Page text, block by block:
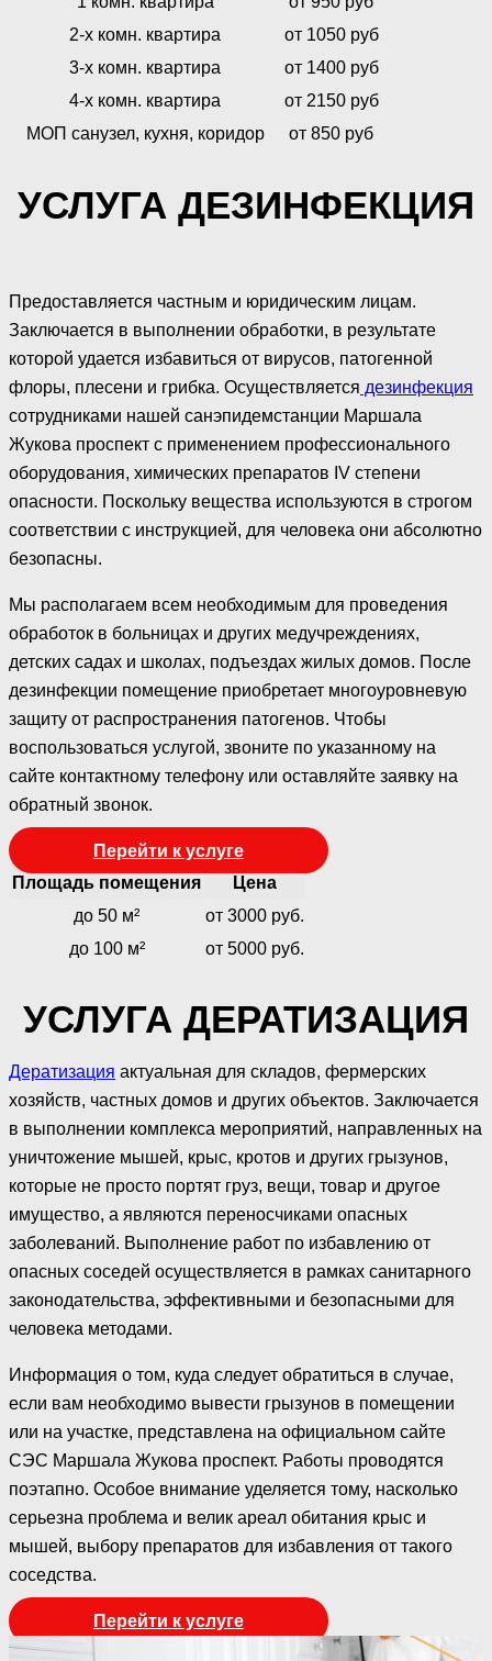
2-х комн. квартира
от 1050 руб
3-х комн. квартира
от 1400 руб
4-х комн. квартира
от 2150 руб
МОП санузел, кухня, коридор
от 850 руб
УСЛУГА ДЕЗИНФЕКЦИЯ
Предоставляется частным и юридическим лицам.
Заключается в выполнении обработки, в результате
которой удается избавиться от вирусов, патогенной
флоры, плесени и грибка. Осуществляется дезинфекция
сотрудниками нашей санэпидемстанции Маршала
Жукова проспект с применением профессионального
оборудования, химических препаратов IV степени
опасности. Поскольку вещества используются в строгом
соответствии с инструкцией, для человека они абсолютно
безопасны.
Мы располагаем всем необходимым для проведения
обработок в больницах и других медучреждениях,
детских садах и школах, подъездах жилых домов. После
дезинфекции помещение приобретает многоуровневую
защиту от распространения патогенов. Чтобы
воспользоваться услугой, звоните по указанному на
сайте контактному телефону или оставляйте заявку на
обратный звонок.
Перейти к услуге
Площадь помещения
Цена
до 50 м²
от 3000 руб.
до 100 м²
от 5000 руб.
УСЛУГА ДЕРАТИЗАЦИЯ
Дератизация актуальная для складов, фермерских
хозяйств, частных домов и других объектов. Заключается
в выполнении комплекса мероприятий, направленных на
уничтожение мышей, крыс, кротов и других грызунов,
которые не просто портят груз, вещи, товар и другое
имущество, а являются переносчиками опасных
заболеваний. Выполнение работ по избавлению от
опасных соседей осуществляется в рамках санитарного
законодательства, эффективными и безопасными для
человека методами.
Информация о том, куда следует обратиться в случае,
если вам необходимо вывести грызунов в помещении
или на участке, представлена на официальном сайте
СЭС Маршала Жукова проспект. Работы проводятся
поэтапно. Особое внимание уделяется тому, насколько
серьезна проблема и велик ареал обитания крыс и
мышей, выбору препаратов для избавления от такого
соседства.
Перейти к услуге